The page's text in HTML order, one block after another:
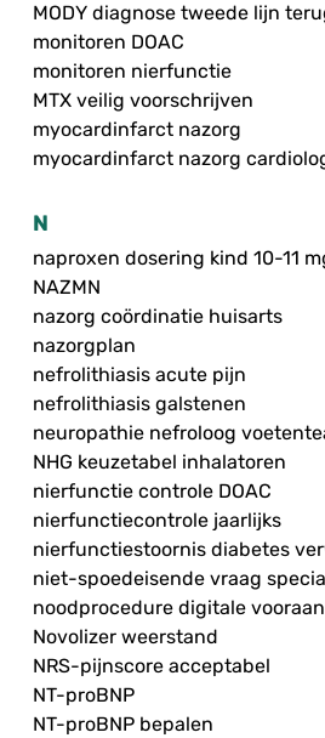
MODY diagnose tweede lijn
monitoren DOAC
monitoren nierfunctie
MTX veilig voorschrijven
myocardinfarct nazorg
myocardinfarct nazorg
N
naproxen dosering kind 10-11
NAZMN
nazorg coördinatie huisarts
nazorgplan
nefrolithiasis acute pijn
nefrolithiasis galstenen
neuropathie nefroloog
NHG keuzetabel inhalatoren
nierfunctie controle DOAC
nierfunctiecontrole jaarlijks
nierfunctiestoornis diabetes
niet-spoedeisende vraag
noodprocedure digitale
Novolizer weerstand
NRS-pijnscore acceptabel
NT-proBNP
NT-proBNP bepalen